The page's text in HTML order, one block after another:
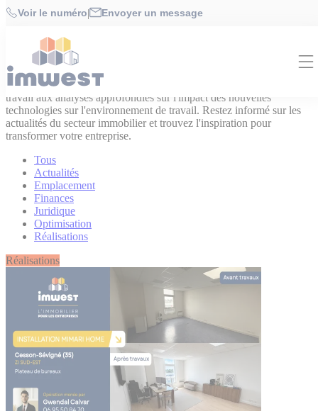
Cookies management panel
Voir le numéro| Envoyer un message
Accueil>Actualités
Actualités
Découvrez les dernières tendances en matière d'immobilier
commercial, des conseils pratiques pour optimiser votre espace de
travail aux analyses approfondies sur l'impact des nouvelles
technologies sur l'environnement de travail. Restez informé sur les
actualités du secteur immobilier et trouvez l'inspiration pour
transformer votre entreprise.
Tous
Actualités
Emplacement
Finances
Juridique
Optimisation
Réalisations
Réalisations